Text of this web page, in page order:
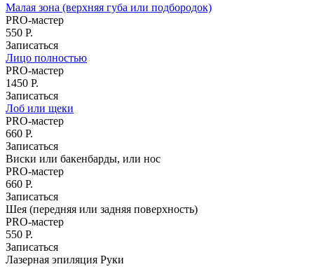
Малая зона (верхняя губа или подбородок)
PRO-мастер
550 Р.
Записаться
Лицо полностью
PRO-мастер
1450 Р.
Записаться
Лоб или щеки
PRO-мастер
660 Р.
Записаться
Виски или бакенбарды, или нос
PRO-мастер
660 Р.
Записаться
Шея (передняя или задняя поверхность)
PRO-мастер
550 Р.
Записаться
Лазерная эпиляция Руки